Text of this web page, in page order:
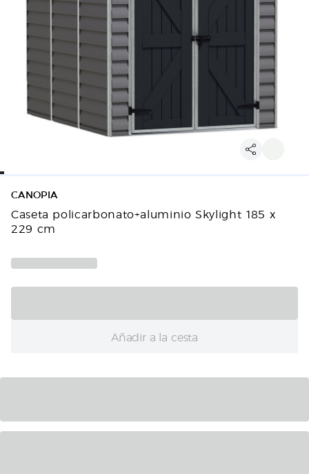
CANOPIA
Caseta policarbonato+aluminio Skylight 185 x
229 cm
Añadir a la cesta